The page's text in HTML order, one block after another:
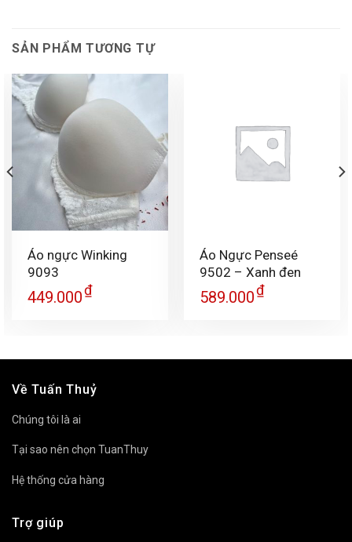
SẢN PHẨM TƯƠNG TỰ
Áo ngực Winking
9093
449.000₫
Áo Ngực Penseé
9502 – Xanh đen
589.000₫
Về Tuấn Thuỷ
Chúng tôi là ai
Tại sao nên chọn TuanThuy
Hệ thống cửa hàng
Trợ giúp